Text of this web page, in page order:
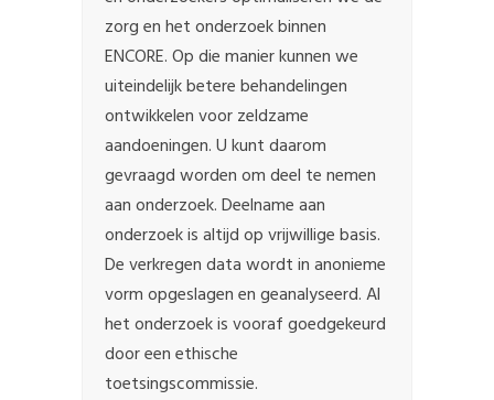
zorg en het onderzoek binnen
ENCORE. Op die manier kunnen we
uiteindelijk betere behandelingen
ontwikkelen voor zeldzame
aandoeningen. U kunt daarom
gevraagd worden om deel te nemen
aan onderzoek. Deelname aan
onderzoek is altijd op vrijwillige basis.
De verkregen data wordt in anonieme
vorm opgeslagen en geanalyseerd. Al
het onderzoek is vooraf goedgekeurd
door een ethische
toetsingscommissie.